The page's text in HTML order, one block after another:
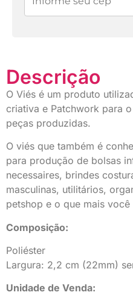
Descrição
O Viés é um produto
criativa e Patchwork para
peças produzidas.
O viés que também é
para produção de bolsas
necessaires, brindes
masculinas, utilitários,
petshop e o que mais você
Composição:
Poliéster
Largura: 2,2 cm (22mm)
Unidade de Venda: